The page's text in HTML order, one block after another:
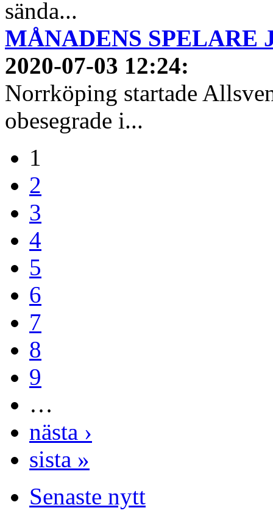
sända...
MÅNADENS SPELARE
2020-07-03 12:24:
Norrköping startade
obesegrade i...
1
2
3
4
5
6
7
8
9
…
nästa ›
sista »
Senaste nytt